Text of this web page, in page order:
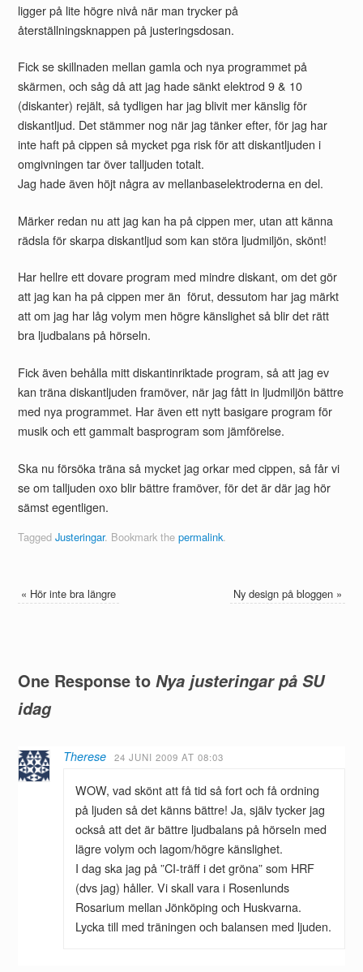
ligger på lite högre nivå när man trycker på
återställningsknappen på justeringsdosan.
Fick se skillnaden mellan gamla och nya programmet på
skärmen, och såg då att jag hade sänkt elektrod 9 & 10
(diskanter) rejält, så tydligen har jag blivit mer känslig för
diskantljud. Det stämmer nog när jag tänker efter, för jag har
inte haft på cippen så mycket pga risk för att diskantljuden i
omgivningen tar över talljuden totalt.
Jag hade även höjt några av mellanbaselektroderna en del.
Märker redan nu att jag kan ha på cippen mer, utan att känna
rädsla för skarpa diskantljud som kan störa ljudmiljön, skönt!
Har hellre ett dovare program med mindre diskant, om det gör
att jag kan ha på cippen mer än förut, dessutom har jag märkt
att om jag har låg volym men högre känslighet så blir det rätt
bra ljudbalans på hörseln.
Fick även behålla mitt diskantinriktade program, så att jag ev
kan träna diskantljuden framöver, när jag fått in ljudmiljön bättre
med nya programmet. Har även ett nytt basigare program för
musik och ett gammalt basprogram som jämförelse.
Ska nu försöka träna så mycket jag orkar med cippen, så får vi
se om talljuden oxo blir bättre framöver, för det är där jag hör
sämst egentligen.
Tagged Justeringar. Bookmark the permalink.
« Hör inte bra längre Ny design på bloggen »
One Response to Nya justeringar på SU
idag
Therese 24 JUNI 2009 AT 08:03
WOW, vad skönt att få tid så fort och få ordning
på ljuden så det känns bättre! Ja, själv tycker jag
också att det är bättre ljudbalans på hörseln med
lägre volym och lagom/högre känslighet.
I dag ska jag på ”CI-träff i det gröna” som HRF
(dvs jag) håller. Vi skall vara i Rosenlunds
Rosarium mellan Jönköping och Huskvarna.
Lycka till med träningen och balansen med ljuden.